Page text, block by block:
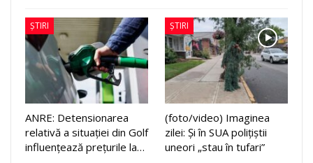
ȘTIRI
ANRE: Detensionarea
relativă a situației din Golf
influențează prețurile la…
ȘTIRI
(foto/video) Imaginea
zilei: Și în SUA polițiștii
uneori „stau în tufari”